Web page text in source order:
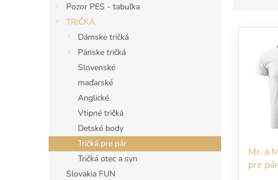
Pozor PES - tabuľka
TRIČKÁ
Dámske tričká
Pánske tričká
Slovenské
maďarské
Anglické
Vtipné tričká
Detské body
Tričká pre pár
Tričká otec a syn
Slovakia FUN
nV
Mr. a
pre pár